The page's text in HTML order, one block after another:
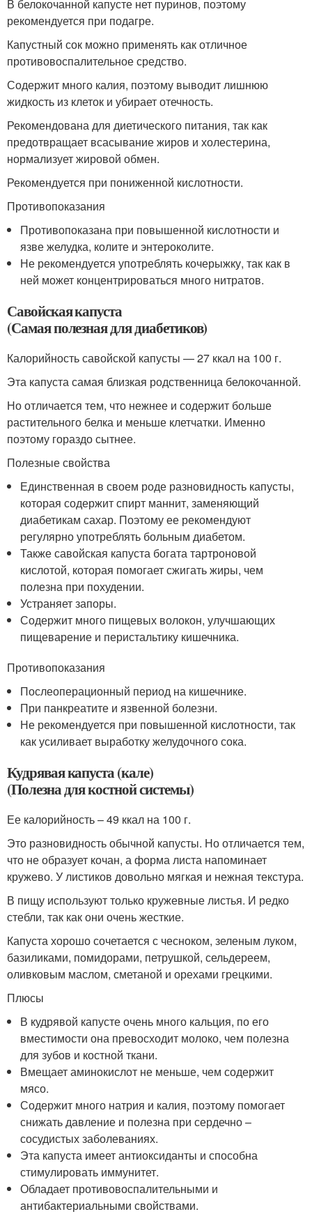
В белокочанной капусте нет пуринов, поэтому
рекомендуется при подагре.
Капустный сок можно применять как отличное
противовоспалительное средство.
Содержит много калия, поэтому выводит лишнюю
жидкость из клеток и убирает отечность.
Рекомендована для диетического питания, так как
предотвращает всасывание жиров и холестерина,
нормализует жировой обмен.
Рекомендуется при пониженной кислотности.
Противопоказания
Противопоказана при повышенной кислотности и
язве желудка, колите и энтероколите.
Не рекомендуется употреблять кочерыжку, так как в
ней может концентрироваться много нитратов.
Савойская капуста
(Самая полезная для диабетиков)
Калорийность савойской капусты — 27 ккал на 100 г.
Эта капуста самая близкая родственница белокочанной.
Но отличается тем, что нежнее и содержит больше
растительного белка и меньше клетчатки. Именно
поэтому гораздо сытнее.
Полезные свойства
Единственная в своем роде разновидность капусты,
которая содержит спирт маннит, заменяющий
диабетикам сахар. Поэтому ее рекомендуют
регулярно употреблять больным диабетом.
Также савойская капуста богата тартроновой
кислотой, которая помогает сжигать жиры, чем
полезна при похудении.
Устраняет запоры.
Содержит много пищевых волокон, улучшающих
пищеварение и перистальтику кишечника.
Противопоказания
Послеоперационный период на кишечнике.
При панкреатите и язвенной болезни.
Не рекомендуется при повышенной кислотности, так
как усиливает выработку желудочного сока.
Кудрявая капуста (кале)
(Полезна для костной системы)
Ее калорийность – 49 ккал на 100 г.
Это разновидность обычной капусты. Но отличается тем,
что не образует кочан, а форма листа напоминает
кружево. У листиков довольно мягкая и нежная текстура.
В пищу используют только кружевные листья. И редко
стебли, так как они очень жесткие.
Капуста хорошо сочетается с чесноком, зеленым луком,
базиликами, помидорами, петрушкой, сельдереем,
оливковым маслом, сметаной и орехами грецкими.
Плюсы
В кудрявой капусте очень много кальция, по его
вместимости она превосходит молоко, чем полезна
для зубов и костной ткани.
Вмещает аминокислот не меньше, чем содержит
мясо.
Содержит много натрия и калия, поэтому помогает
снижать давление и полезна при сердечно –
сосудистых заболеваниях.
Эта капуста имеет антиоксиданты и способна
стимулировать иммунитет.
Обладает противовоспалительными и
антибактериальными свойствами.